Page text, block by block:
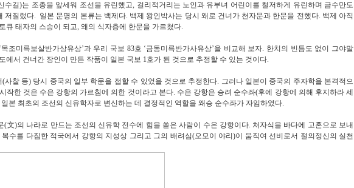
수길)는 조총을 앞세워 조선을 유린했고, 걸리적거리는 노인과 유부녀 어린이를 철저하게 유린하며 금수만도
저질렀다. 일본 문명의 본류는 백제다. 백제 왕인박사는 당시 왜로 건너가 천자문과 한문을 전했다. 백제 아직
큐 태자의 스승이 되고, 왜의 식자층에 한문을 가르쳤다.
‘목조미륵보살반가상유상’과 우리 국보 83호 ‘금동미륵반가사유상’을 비교해 보자. 한치의 빈틈도 없이 그야말
에서 건너간 장인이 만든 작품이 일본 국보 1호가 된 것으로 추정할 수 있는 것이다.
사찰 등) 당시 중국의 일부 학문을 접할 수 있었을 것으로 추정한다. 그러나 일본이 중국의 주자학을 본격적으
작한 것은 수은 강항의 가르침에 의한 것이라고 본다. 수은 강항은 승려 순수좌(후에 강항에 의해 후지하라 세
본 최초의 조선의 신유학자로 변신하는 데 결정적인 역할을 왜승 순수좌가 자임하였다.
(文)의 나라로 만드는 조선의 신유학 전수에 힘을 쏟은 사람이 수은 강항이다. 처자식을 바다에 고혼으로 보내
수를 다짐한 적국에서 강항의 지성상 그리고 그의 배려심(오모이 야리)이 움직여 선비로서 절의정신의 실천